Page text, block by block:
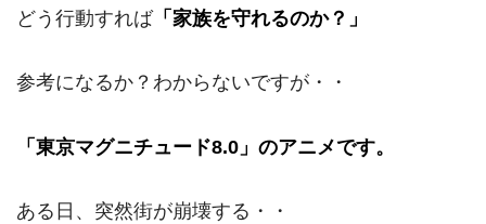
どう行動すれば「家族を守れるのか？」
参考になるか？わからないですが・・
「東京マグニチュード8.0」のアニメです。
ある日、突然街が崩壊する・・